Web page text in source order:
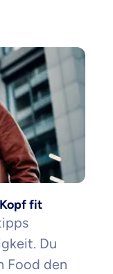
fit
Du
Food den